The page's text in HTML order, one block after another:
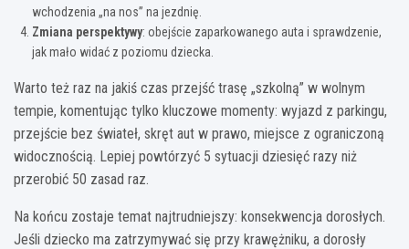
wchodzenia „na nos” na jezdnię.
Zmiana perspektywy: obejście zaparkowanego auta i sprawdzenie,
jak mało widać z poziomu dziecka.
Warto też raz na jakiś czas przejść trasę „szkolną” w wolnym
tempie, komentując tylko kluczowe momenty: wyjazd z parkingu,
przejście bez świateł, skręt aut w prawo, miejsce z ograniczoną
widocznością. Lepiej powtórzyć 5 sytuacji dziesięć razy niż
przerobić 50 zasad raz.
Na końcu zostaje temat najtrudniejszy: konsekwencja dorosłych.
Jeśli dziecko ma zatrzymywać się przy krawężniku, a dorosły